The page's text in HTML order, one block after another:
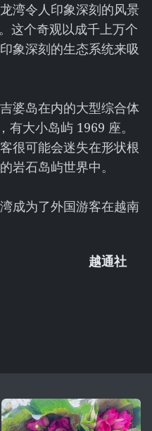
湾令人印象深刻的风景
这个奇观以成千上万个
象深刻的生态系统来吸
婆岛在内的大型综合体
大小岛屿 1969 座。
很可能会迷失在形状根
岩石岛屿世界中。
成为了外国游客在越南
越通社